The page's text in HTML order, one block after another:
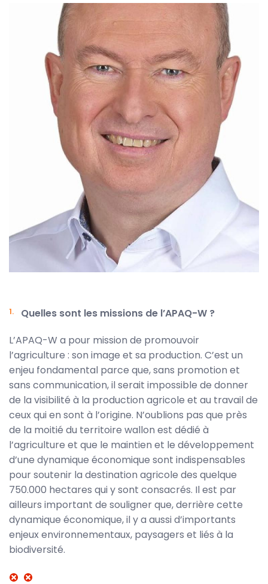
Quelles sont les missions de l’APAQ-W ?
L’APAQ-W a pour mission de promouvoir
l’agriculture : son image et sa production. C’est un
enjeu fondamental parce que, sans promotion et
sans communication, il serait impossible de donner
de la visibilité à la production agricole et au travail de
ceux qui en sont à l’origine. N’oublions pas que près
de la moitié du territoire wallon est dédié à
l’agriculture et que le maintien et le développement
d’une dynamique économique sont indispensables
pour soutenir la destination agricole des quelque
750.000 hectares qui y sont consacrés. Il est par
ailleurs important de souligner que, derrière cette
dynamique économique, il y a aussi d’importants
enjeux environnementaux, paysagers et liés à la
biodiversité.